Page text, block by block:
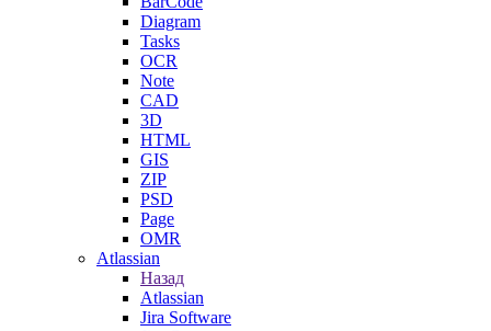
Diagram
Tasks
OCR
Note
CAD
3D
HTML
GIS
ZIP
PSD
Page
OMR
Atlassian
Назад
Atlassian
Jira Software